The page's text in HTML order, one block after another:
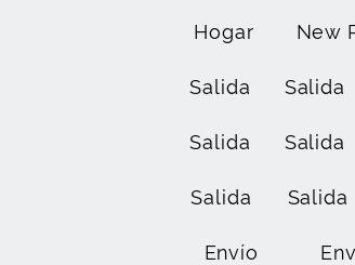
Hogar New
Salida Salida
Salida Salida
Salida Salida
Envío